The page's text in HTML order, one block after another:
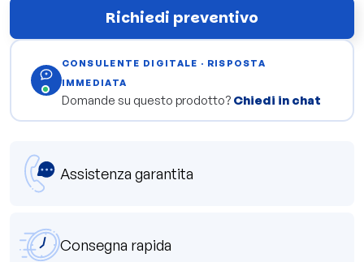
Richiedi preventivo
CONSULENTE DIGITALE · RISPOSTA
IMMEDIATA
Domande su questo prodotto? Chiedi in chat
Assistenza garantita
Consegna rapida